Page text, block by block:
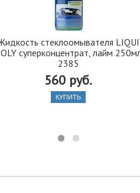
стеклоомывателя LIQUI
суперконцентрат, лайм
2385
560 руб.
КУПИТЬ